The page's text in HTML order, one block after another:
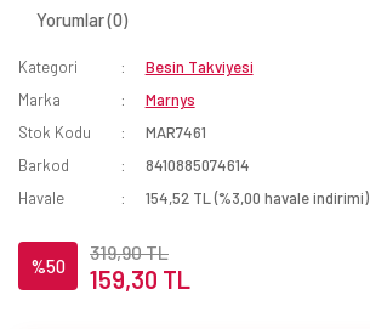
Yorumlar (0)
Kategori
Besin Takviyesi
Marka
Marnys
Stok Kodu
MAR7461
Barkod
8410885074614
Havale
154,52 TL (%3,00 havale indirimi)
%50
319,90 TL
159,30 TL